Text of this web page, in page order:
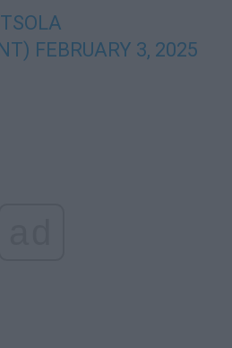
FEBRUARY 3, 2025